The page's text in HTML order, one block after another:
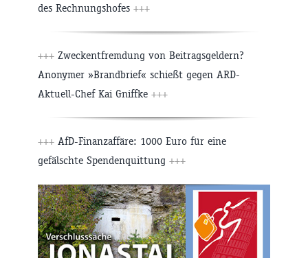
des Rechnungshofes +++
+++ Zweckentfremdung von Beitragsgeldern?
Anonymer »Brandbrief« schießt gegen ARD-
Aktuell-Chef Kai Gniffke +++
+++ AfD-Finanzaffäre: 1000 Euro für eine
gefälschte Spendenquittung +++